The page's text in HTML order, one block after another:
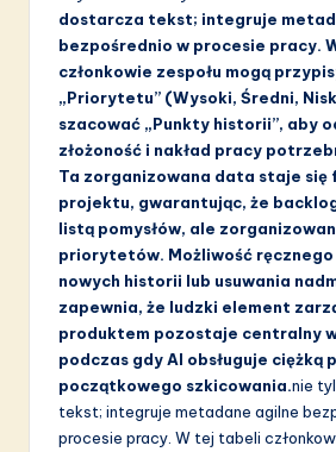
dostarcza tekst; integruje
bezpośrednio w procesie pracy.
członkowie zespołu mogą
„Priorytetu” (Wysoki, Średni,
szacować „Punkty historii”, aby
złożoność i nakład pracy
Ta zorganizowana data staje się
projektu, gwarantując, że
listą pomysłów, ale
priorytetów. Możliwość
nowych historii lub usuwania
zapewnia, że ludzki element
produktem pozostaje centralny
podczas gdy AI obsługuje ciężką
początkowego szkicowania.nie
tekst; integruje metadane agilne
procesie pracy. W tej tabeli